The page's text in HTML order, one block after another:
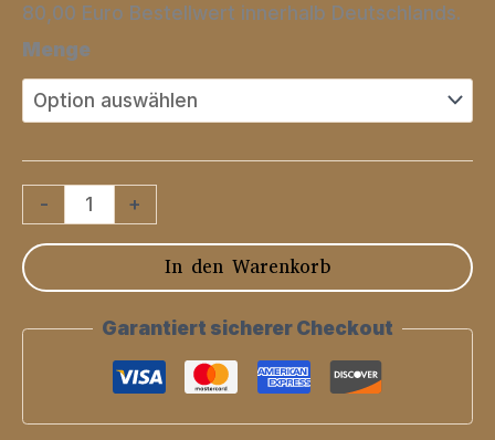
80,00 Euro Bestellwert innerhalb Deutschlands.
Menge
-
Schwarztee
Menge
+
In den Warenkorb
Garantiert sicherer Checkout